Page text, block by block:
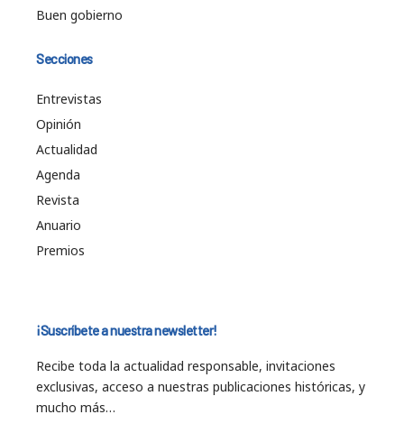
Buen gobierno
Secciones
Entrevistas
Opinión
Actualidad
Agenda
Revista
Anuario
Premios
¡Suscríbete a nuestra newsletter!
Recibe toda la actualidad responsable, invitaciones
exclusivas, acceso a nuestras publicaciones históricas, y
mucho más…